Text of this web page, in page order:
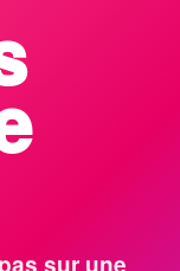
sur une